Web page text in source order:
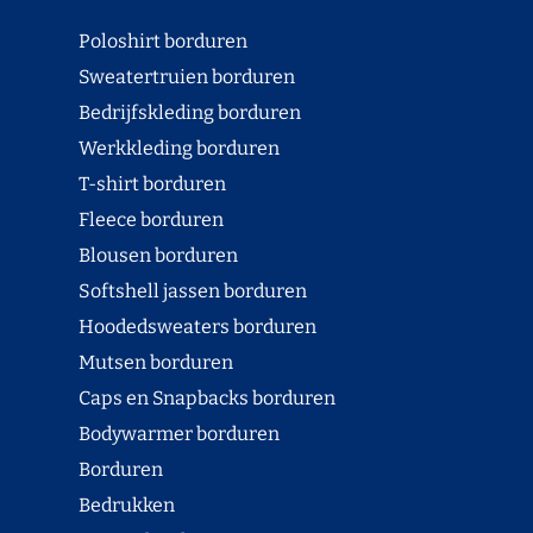
Poloshirt borduren
Sweatertruien borduren
Bedrijfskleding borduren
Werkkleding borduren
T-shirt borduren
Fleece borduren
Blousen borduren
Softshell jassen borduren
Hoodedsweaters borduren
Mutsen borduren
Caps en Snapbacks borduren
Bodywarmer borduren
Borduren
Bedrukken